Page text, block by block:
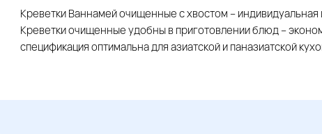
Креветки Ваннамей очищенные с хвостом –
Креветки очищенные удобны в приготовлении блюд –
спецификация оптимальна для азиатской и паназиатской